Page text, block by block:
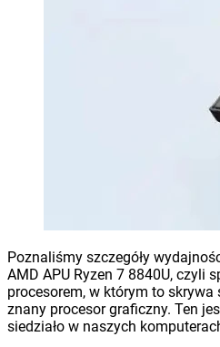
Poznaliśmy szczegóły
AMD APU Ryzen 7 8840U, czyli
procesorem, w którym to
znany procesor graficzny. Ten
siedziało w naszych